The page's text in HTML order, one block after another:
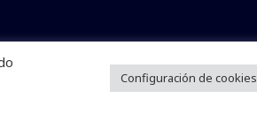
sin dar referencia a la fuente.
Configuración de cookies